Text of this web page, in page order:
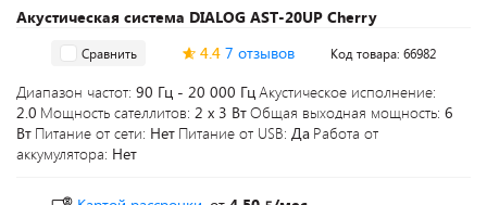
Акустическая система DIALOG AST-20UP Cherry
Сравнить 4.4 7 отзывов Код товара: 66982
Диапазон частот: 90 Гц - 20 000 ГцАкустическое исполнение:
2.0 Мощность сателлитов: 2 х 3 ВтОбщая выходная мощность: 6
Вт Питание от сети: Нет Питание от USB: Да Работа от
аккумулятора: Нет